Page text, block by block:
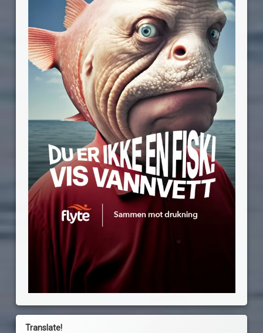
Translate!